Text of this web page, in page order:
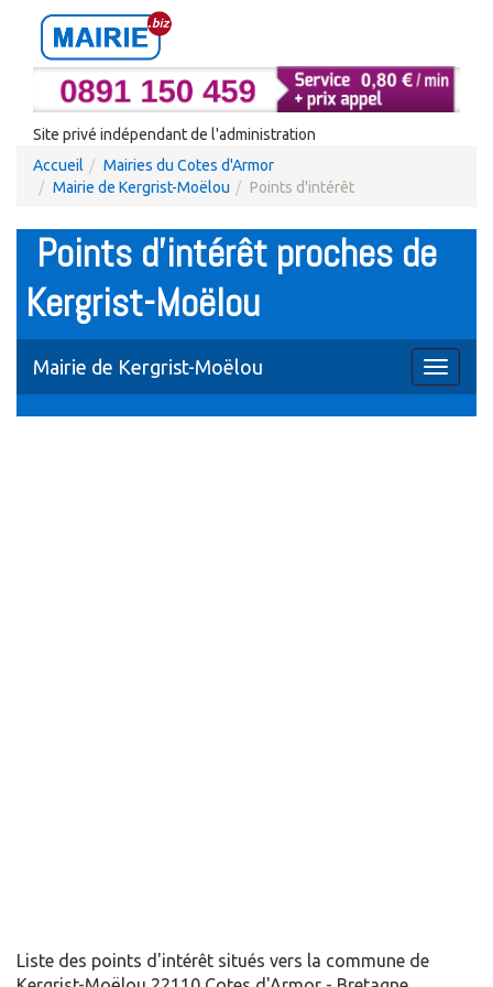
Site privé indépendant de l'administration
Accueil
Mairies du Cotes d'Armor
Mairie de Kergrist-Moëlou
Points d'intérêt
Points d'intérêt proches de
Kergrist-Moëlou
Toggle
Mairie de Kergrist-Moëlou
Liste des points d'intérêt situés vers la commune de